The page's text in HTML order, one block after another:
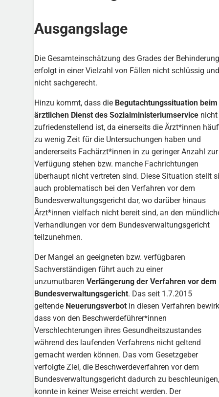
Ausgangslage
Die Gesamteinschätzung des Grades der Behinderung
erfolgt in einer Vielzahl von Fällen nicht schlüssig und
nicht sachgerecht.
Hinzu kommt, dass die Begutachtungssituation beim
ärztlichen Dienst des Sozialministeriumservice nicht
zufriedenstellend ist, da einerseits die Ärzt*innen
zu wenig Zeit für die Untersuchungen haben und
andererseits Fachärzt*innen in zu geringer Anzahl zur
Verfügung stehen bzw. manche Fachrichtungen
überhaupt nicht vertreten sind. Diese Situation stellt
auch problematisch bei den Verfahren vor dem
Bundesverwaltungsgericht dar, wo darüber hinaus
Ärzt*innen vielfach nicht bereit sind, an den
Verhandlungen vor dem Bundesverwaltungsgericht
teilzunehmen.
Der Mangel an geeigneten bzw. verfügbaren
Sachverständigen führt auch zu einer
unzumutbaren Verlängerung der Verfahren vor dem
Bundesverwaltungsgericht. Das seit 1.7.2015
geltende Neuerungsverbot in diesen Verfahren
dass von den Beschwerdeführer*innen
Verschlechterungen ihres Gesundheitszustandes
während des laufenden Verfahrens nicht geltend
gemacht werden können. Das vom Gesetzgeber
verfolgte Ziel, die Beschwerdeverfahren vor dem
Bundesverwaltungsgericht dadurch zu beschleunigen,
konnte in keiner Weise erreicht werden. Der